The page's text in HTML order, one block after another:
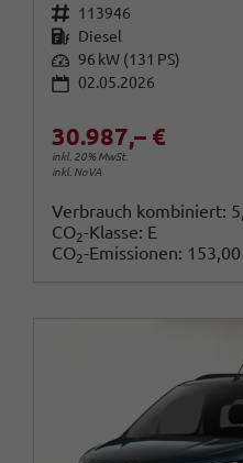
Fahrzeugnr. 113946
Kraftstoff Diesel
Leistung 96 kW (131 PS)
02.05.2026
30.987,– €
inkl. 20% MwSt.
inkl. NoVA
Verbrauch kombiniert:
CO2-Klasse: E
CO2-Emissionen: